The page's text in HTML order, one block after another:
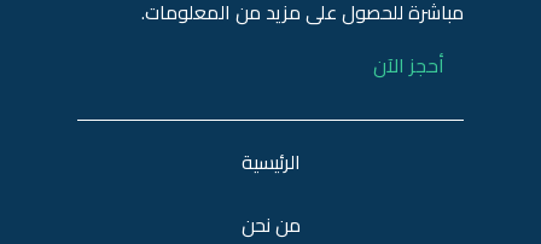
مباشرة للحصول على مزيد من المعلومات.
أحجز الآن
الرئيسية
من نحن